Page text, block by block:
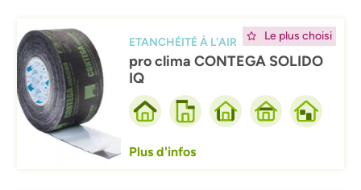
Le plus choisi
Afbeelding
ETANCHÉITÉ À L'AIR
pro clima CONTEGA SOLIDO
IQ
Plus d'infos